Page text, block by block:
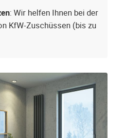
: Wir helfen Ihnen bei der
KfW-Zuschüssen (bis zu